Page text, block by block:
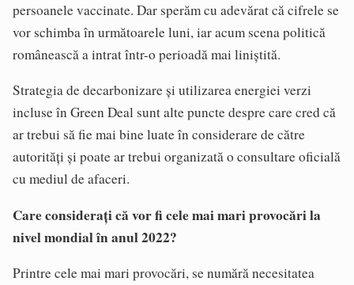
persoanele vaccinate. Dar sperăm cu adevărat că cifrele se
vor schimba în următoarele luni, iar acum scena politică
românească a intrat într-o perioadă mai liniştită.
Strategia de decarbonizare și utilizarea energiei verzi
incluse în Green Deal sunt alte puncte despre care cred că
ar trebui să fie mai bine luate în considerare de către
autorități și poate ar trebui organizată o consultare oficială
cu mediul de afaceri.
Care considerați că vor fi cele mai mari provocări la
nivel mondial în anul 2022?
Printre cele mai mari provocări, se numără necesitatea